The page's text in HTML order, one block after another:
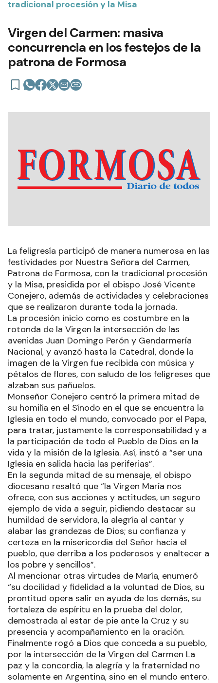
tradicional procesión y la Misa
Virgen del Carmen: masiva
concurrencia en los festejos de la
patrona de Formosa
La feligresía participó de manera numerosa en las
festividades por Nuestra Señora del Carmen,
Patrona de Formosa, con la tradicional procesión
y la Misa, presidida por el obispo José Vicente
Conejero, además de actividades y celebraciones
que se realizaron durante toda la jornada.
La procesión inicio como es costumbre en la
rotonda de la Virgen la intersección de las
avenidas Juan Domingo Perón y Gendarmería
Nacional, y avanzó hasta la Catedral, donde la
imagen de la Virgen fue recibida con música y
pétalos de flores, con saludo de los feligreses que
alzaban sus pañuelos.
Monseñor Conejero centró la primera mitad de
su homilía en el Sínodo en el que se encuentra la
Iglesia en todo el mundo, convocado por el Papa,
para tratar, justamente la corresponsabilidad y a
la participación de todo el Pueblo de Dios en la
vida y la misión de la Iglesia. Así, instó a “ser una
Iglesia en salida hacia las periferias”.
En la segunda mitad de su mensaje, el obispo
diocesano resaltó que “la Virgen María nos
ofrece, con sus acciones y actitudes, un seguro
ejemplo de vida a seguir, pidiendo destacar su
humildad de servidora, la alegría al cantar y
alabar las grandezas de Dios; su confianza y
certeza en la misericordia del Señor hacia el
pueblo, que derriba a los poderosos y enaltecer a
los pobre y sencillos”.
Al mencionar otras virtudes de María, enumeró
“su docilidad y fidelidad a la voluntad de Dios, su
prontitud opera salir en ayuda de los demás, su
fortaleza de espíritu en la prueba del dolor,
demostrada al estar de pie ante la Cruz y su
presencia y acompañamiento en la oración.
Finalmente rogó a Dios que conceda a su pueblo,
por la intersección de la Virgen del Carmen La
paz y la concordia, la alegría y la fraternidad no
solamente en Argentina, sino en el mundo entero.